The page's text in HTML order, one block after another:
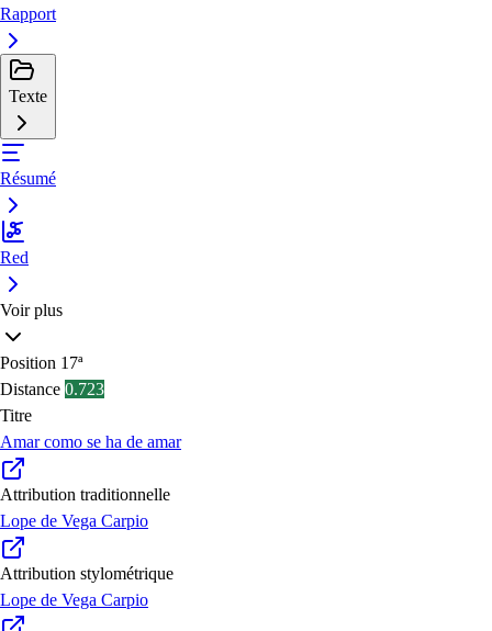
Rapport
Texte
Résumé
Red
Voir plus
Position 17ª
Distance 0.723
Titre
Amar como se ha de amar
Attribution traditionnelle
Lope de Vega Carpio
Attribution stylométrique
Lope de Vega Carpio